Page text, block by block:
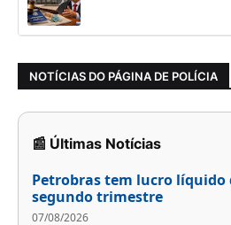
NOTÍCIAS DO PÁGINA DE POLÍCIA
📰 Últimas Notícias
Petrobras tem lucro líquido
segundo trimestre
07/08/2026